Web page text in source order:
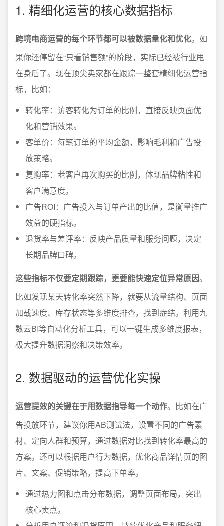
1. 精细化运营的核心数据指标
跨境电商运营的每个环节都可以被数据量化和优化。如
果你还停留在“只看销售额”的阶段，实际已经被行业甩
在身后了。现在顶尖卖家都在跟踪一整套精细化运营指
标，比如：
转化率：访客转化为订单的比例，直接反映页面优
化和营销效果。
客单价：每笔订单的平均金额，影响毛利和广告投
放策略。
复购率：老客户再次购买的比例，体现品牌粘性和
客户满意度。
广告ROI：广告投入与订单产出的比值，是衡量推广
效益的硬指标。
退货率与差评率：反映产品质量和服务问题，决定
长期品牌口碑。
这些指标不仅要定期跟踪，更要能快速定位异常原因。
比如发现某天转化率突然下降，就要从流量结构、页面
加载速度、库存状态等多维度排查，找到症结。利用九
数云BI等自动化分析工具，可以一键生成多维度报表，
极大提升数据洞察和决策效率。
2. 数据驱动的运营优化实操
运营提效的关键在于用数据指导每一个动作。比如在广
告投放环节，建议你用AB测试法，设置不同的广告素
材、定向人群和预算，通过数据对比找到转化率最高的
方案。还可以根据用户行为数据，优化商品详情页的图
片、文案、促销策略，提高下单率。
通过热力图和点击分布数据，调整页面布局，突出
核心卖点。